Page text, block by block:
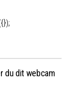
du dit webcam